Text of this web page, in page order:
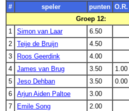
#
speler punten O.R.
Groep 12:
1
Simon van Laar 6.50
2
Teije de Bruijn 4.50
3
Roos Geerdink 4.00
4
James van Brug 3.50 1.00
5
Jeso Dehban 3.50 0.00
6
Arjun Aiden Paltoe 3.00
7
Emile Song 2.00